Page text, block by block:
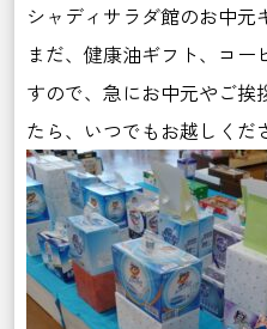
シャディサラダ館のお中元
まだ、健康油ギフト、コー
すので、急にお中元やご挨
たら、いつでもお越しくだ